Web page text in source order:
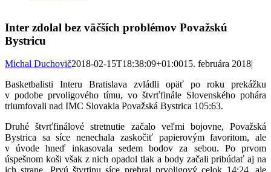
Inter zdolal bez väčších problémov Považskú
Bystricu
Michal Duchovič2018-02-15T18:38:09+01:0015. februára 2018|
Basketbalisti Interu Bratislava zvládli opäť po roku prekážku
v podobe prvoligového tímu, vo štvrťfinále Slovenského pohára
triumfovali nad IMC Slovakia Považská Bystrica 105:63.
Druhé štvrťfinálové stretnutie začalo veľmi bojovne, Považská
Bystrica sa síce nenechala zaskočiť papierovým favoritom, ale
v úvode hneď inkasovala sedem bodov za sebou. Po prvom
úspešnom koši však z nich opadol tlak a body začali pribúdať aj na